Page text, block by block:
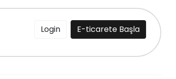
Login E-ticarete Başla